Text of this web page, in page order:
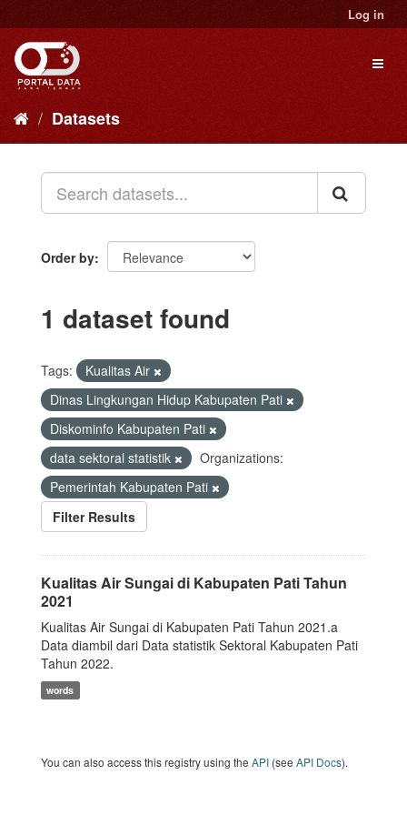
to
content
Log in
Datasets
Order by
1 dataset found
Tags:
Kualitas Air
Dinas Lingkungan Hidup Kabupaten Pati
Diskominfo Kabupaten Pati
data sektoral statistik
Organizations:
Pemerintah Kabupaten Pati
Filter Results
Kualitas Air Sungai di Kabupaten Pati Tahun
2021
Kualitas Air Sungai di Kabupaten Pati Tahun 2021.a
Data diambil dari Data statistik Sektoral Kabupaten Pati
Tahun 2022.
words
You can also access this registry using the API (see API Docs).